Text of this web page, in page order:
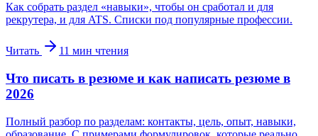
Как собрать раздел «навыки», чтобы он сработал и для
рекрутера, и для ATS. Списки под популярные профессии.
Читать 11 мин чтения
Что писать в резюме и как написать резюме в
2026
Полный разбор по разделам: контакты, цель, опыт, навыки,